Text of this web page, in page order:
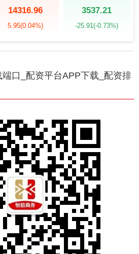
14316.96
5.95(0.04%)
3537.21
-25.91(-0.73%)
口_配资平台APP下载_配资排